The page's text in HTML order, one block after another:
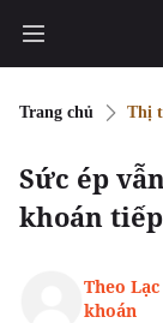
Trang chủ Thị
Sức ép
khoán
Theo
khoán